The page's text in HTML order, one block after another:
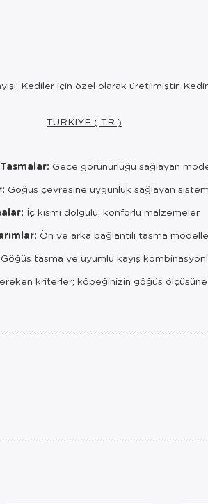
Kediler için özel olarak üretilmiştir.
TÜRKİYE ( TR )
Gece görünürlüğü sağlayan
Göğüs çevresine uygunluk sağlayan
İç kısmı dolgulu, konforlu malzemeler
Ön ve arka bağlantılı tasma
Göğüs tasma ve uyumlu kayış
kriterler; köpeğinizin göğüs ölçüsüne